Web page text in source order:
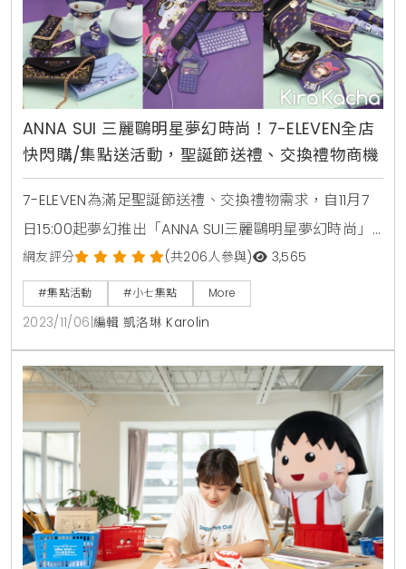
ANNA SUI 三麗鷗明星夢幻時尚！7-ELEVEN全店
快閃購/集點送活動，聖誕節送禮、交換禮物商機
7-ELEVEN為滿足聖誕節送禮、交換禮物需求，自11月7
日15:00起夢幻推出「ANNA SUI三麗鷗明星夢幻時尚」
快閃購/集點送活動，睽違近2年再度攜手國際設計師
ANNA SUI並邀請三麗鷗3大人氣大明星：酷洛米、美樂
蒂、大耳狗首度同台登場，以神秘黑、魔幻紫交織出全
球搶先曝光的全新聯名設計，橫跨居家、辦公、外出、
收藏4大生活情境，研發逾20款限定逸品，甜美兼具時
尚，少女心爆棚。7-ELEVEN
網友評分 (共206人參與) 3,565
#集點活動 #小七集點 More
2023/11/06 編輯 凱洛琳 Karolin